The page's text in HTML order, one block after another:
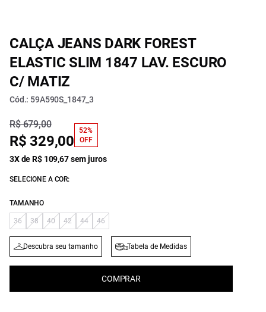
CALÇA JEANS DARK FOREST
ELASTIC SLIM 1847 LAV. ESCURO
C/ MATIZ
Cód.: 59A590S_1847_3
R$ 679,00
R$ 329,00
52%
OFF
3X de R$ 109,67 sem juros
SELECIONE A COR:
TAMANHO
36 38 40 42 44 46
Descubra seu tamanho Tabela de Medidas
COMPRAR